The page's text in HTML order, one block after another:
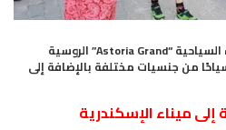
استقبل ميناء الإسكندرية الباخرة السياحية “Astoria Grand” الروسية
من جنسيات مختلفة بالإضافة إلى
ميناء الإسكندرية